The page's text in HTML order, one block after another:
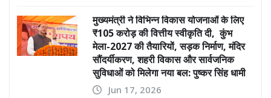
मुख्यमंत्री ने विभिन्न विकास योजनाओं के लिए
₹105 करोड़ की वित्तीय स्वीकृति दी, कुंभ
मेला-2027 की तैयारियों, सड़क निर्माण, मंदिर
सौंदर्यीकरण, शहरी विकास और सार्वजनिक
सुविधाओं को मिलेगा नया बल: पुष्कर सिंह धामी
Jun 17, 2026